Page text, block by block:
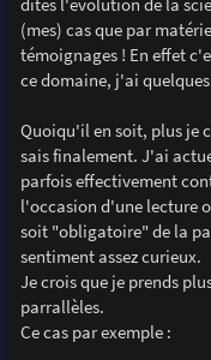
(mes) cas que par
témoignages ! En effet
ce domaine, j'ai
Quoiqu'il en soit, plus je
sais finalement. J'ai
parfois effectivement
l'occasion d'une lecture
soit "obligatoire" de la
sentiment assez curieux.
Je crois que je prends
parrallèles.
Ce cas par exemple :